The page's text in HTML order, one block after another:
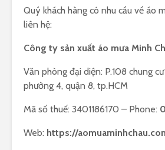
Quý khách hàng có nhu cầu về áo
liên hệ:
Công ty sản xuất áo mưa Minh
Văn phòng đại diện: P.108 chung
phường 4, quận 8, tp.HCM
Mã số thuế: 3401186170 – Phone:
Web: https://